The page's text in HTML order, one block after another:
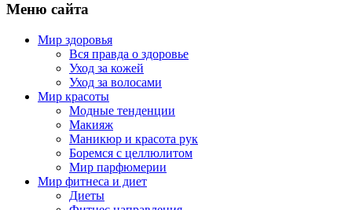
Меню сайта
Мир здоровья
Вся правда о здоровье
Уход за кожей
Уход за волосами
Мир красоты
Модные тенденции
Макияж
Маникюр и красота рук
Боремся с целлюлитом
Мир парфюмерии
Мир фитнеса и диет
Диеты